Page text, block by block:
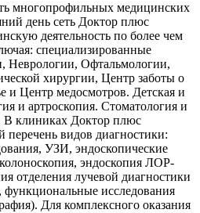
многопрофильных медицинских
день сеть Доктор плюс
деятельность по более чем
специализированные
Неврологии, Офтальмологии,
хирургии, Центр заботы о
и Центр медосмотров. Детская и
и артроскопия. Стоматология и
клиниках Доктор плюс
перечень видов диагностики:
УЗИ, эндоскопические
эндоскопия ЛОР-
отделения лучевой диагностики
исследования
Для комплексного оказания